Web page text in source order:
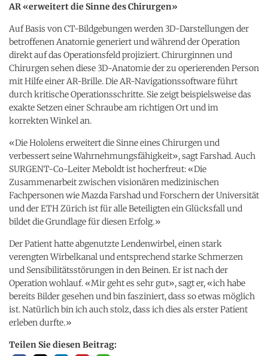
AR «erweitert die Sinne des Chirurgen»
Auf Basis von CT-​Bildgebungen werden 3D-​Darstellungen der
betroffenen Anatomie generiert und während der Operation
direkt auf das Operationsfeld projiziert. Chirurginnen und
Chirurgen sehen diese 3D-​Anatomie der zu operierenden Person
mit Hilfe einer AR-​Brille. Die AR-​Navigationssoftware führt
durch kritische Operationsschritte. Sie zeigt beispielsweise das
exakte Setzen einer Schraube am richtigen Ort und im
korrekten Winkel an.
«Die Hololens erweitert die Sinne eines Chirurgen und
verbessert seine Wahrnehmungsfähigkeit», sagt Farshad. Auch
SURGENT-​Co-Leiter Meboldt ist hocherfreut: «Die
Zusammenarbeit zwischen visionären medizinischen
Fachpersonen wie Mazda Farshad und Forschern der Universität
und der ETH Zürich ist für alle Beteiligten ein Glücksfall und
bildet die Grundlage für diesen Erfolg.»
Der Patient hatte abgenutzte Lendenwirbel, einen stark
verengten Wirbelkanal und entsprechend starke Schmerzen
und Sensibilitätsstörungen in den Beinen. Er ist nach der
Operation wohlauf. «Mir geht es sehr gut», sagt er, «ich habe
bereits Bilder gesehen und bin fasziniert, dass so etwas möglich
ist. Natürlich bin ich auch stolz, dass ich dies als erster Patient
erleben durfte.»
Teilen Sie diesen Beitrag: